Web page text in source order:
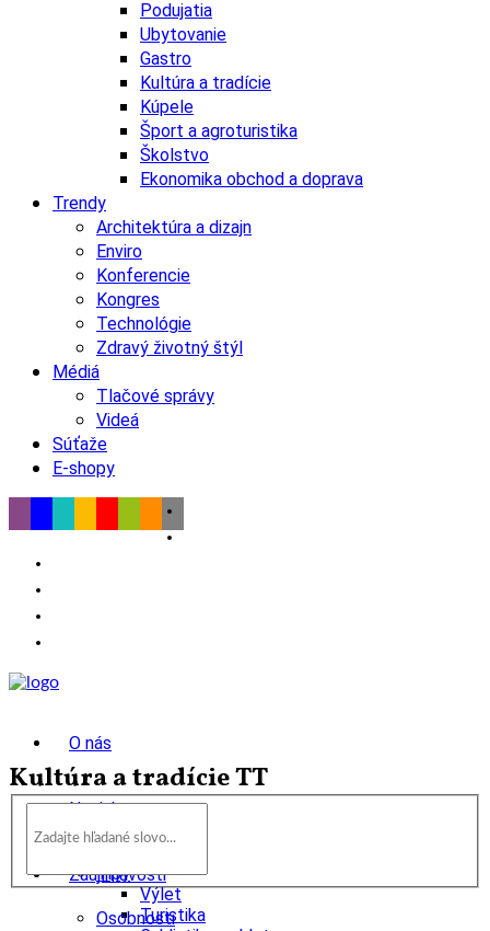
Podujatia
Ubytovanie
Gastro
Kultúra a tradície
Kúpele
Šport a agroturistika
Školstvo
Ekonomika obchod a doprava
Trendy
Architektúra a dizajn
Enviro
Konferencie
Kongres
Technológie
Zdravý životný štýl
Médiá
Tlačové správy
Videá
Súťaže
E-shopy
O nás
Novinky
Tipy
Výlet
Turistika
Zaujímavosti
Osobnosti
Kultúra a tradície TT